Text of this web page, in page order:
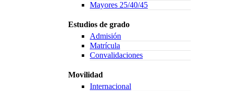
Mayores 25/40/45
Estudios de grado
Admisión
Matrícula
Convalidaciones
Movilidad
Internacional